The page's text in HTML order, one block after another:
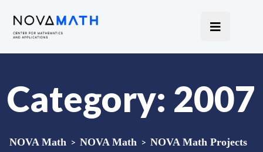
Category: 2007
NOVA Math > NOVA Math > NOVA Math Projects